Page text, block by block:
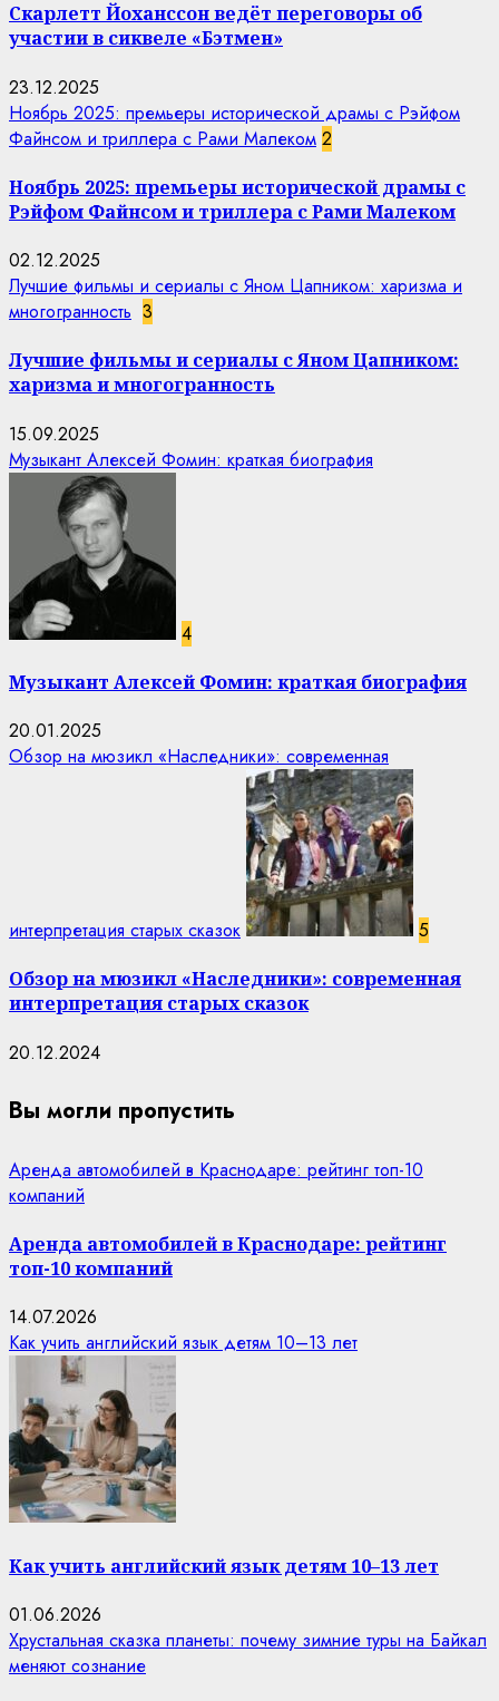
Скарлетт Йоханссон ведёт переговоры об
участии в сиквеле «Бэтмен»
23.12.2025
Ноябрь 2025: премьеры исторической драмы с Рэйфом
Файнсом и триллера с Рами Малеком 2
Ноябрь 2025: премьеры исторической драмы с
Рэйфом Файнсом и триллера с Рами Малеком
02.12.2025
Лучшие фильмы и сериалы с Яном Цапником: харизма и
многогранность 3
Лучшие фильмы и сериалы с Яном Цапником:
харизма и многогранность
15.09.2025
Музыкант Алексей Фомин: краткая биография
4
Музыкант Алексей Фомин: краткая биография
20.01.2025
Обзор на мюзикл «Наследники»: современная
интерпретация старых сказок 5
Обзор на мюзикл «Наследники»: современная
интерпретация старых сказок
20.12.2024
Вы могли пропустить
Аренда автомобилей в Краснодаре: рейтинг топ-10
компаний
Аренда автомобилей в Краснодаре: рейтинг
топ-10 компаний
14.07.2026
Как учить английский язык детям 10–13 лет
Как учить английский язык детям 10–13 лет
01.06.2026
Хрустальная сказка планеты: почему зимние туры на Байкал
меняют сознание